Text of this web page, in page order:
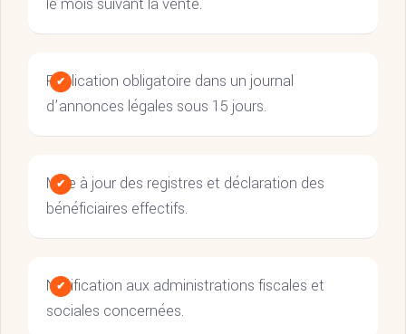
Publication obligatoire dans un journal
d’annonces légales sous 15 jours.
Mise à jour des registres et déclaration des
bénéficiaires effectifs.
Notification aux administrations fiscales et
sociales concernées.